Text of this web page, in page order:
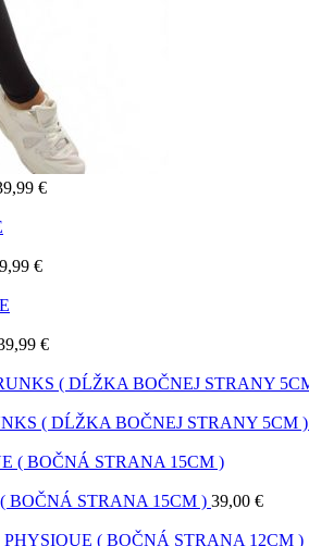
€
€
€
( DĹŽKA BOČNEJ STRANY 5CM )
BOČNÁ STRANA 15CM ) 39,00 €